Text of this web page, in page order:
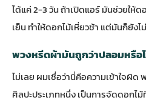
ได้แค่ 2-3 วัน ถ้าเปิดแอร์ มันช่วยให้
เย็น ทำให้ดอกไม้เหี่ยวช้า แต่มันก็ยั
พวงหรีดผ้ามันถูกว่าปลอมหรือ
ไม่เลย ผมเชื่อว่านี่คือความเข้าใจผิด
ศิลปะประเภทหนึ่ง เป็นการจัดดอกไ